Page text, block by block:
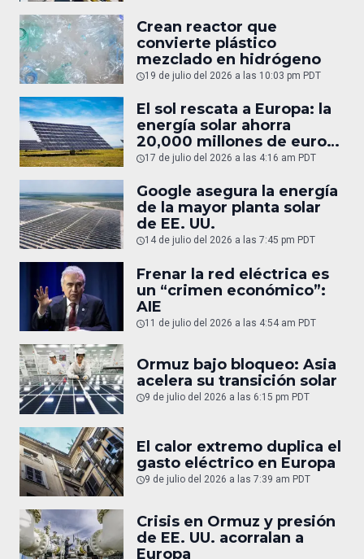
Crean reactor que
convierte plástico
mezclado en hidrógeno
19 de julio del 2026 a las 10:03 pm PDT
El sol rescata a Europa: la
energía solar ahorra
20,000 millones de euros
en gas
17 de julio del 2026 a las 4:16 am PDT
Google asegura la energía
de la mayor planta solar
de EE. UU.
14 de julio del 2026 a las 7:45 pm PDT
Frenar la red eléctrica es
un “crimen económico”:
AIE
11 de julio del 2026 a las 4:54 am PDT
Ormuz bajo bloqueo: Asia
acelera su transición solar
9 de julio del 2026 a las 6:15 pm PDT
El calor extremo duplica el
gasto eléctrico en Europa
9 de julio del 2026 a las 7:39 am PDT
Crisis en Ormuz y presión
de EE. UU. acorralan a
Europa